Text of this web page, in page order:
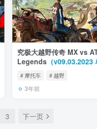
究极大越野传奇 MX vs
Legends （v09.03.2023
# 摩托车 # 越野
3年前
3 下一页